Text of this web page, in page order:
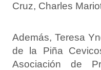
Cruz, Charles
Además, Teresa
de la Piña
Asociación de